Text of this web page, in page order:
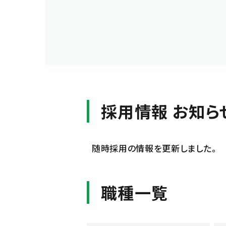
採用情報 お知ら
随時採用の情報を更新しました。
職種一覧